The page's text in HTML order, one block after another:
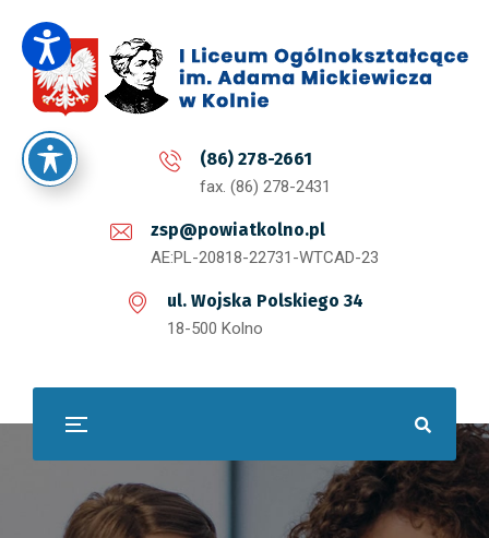
(86) 278-2661
fax. (86) 278-2431
zsp@powiatkolno.pl
AE:PL-20818-22731-WTCAD-23
ul. Wojska Polskiego 34
18-500 Kolno